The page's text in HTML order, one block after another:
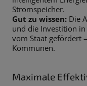
Stromspeicher.
Gut zu wissen: Die
und die Investition
vom Staat gefördert
Kommunen.
Maximale